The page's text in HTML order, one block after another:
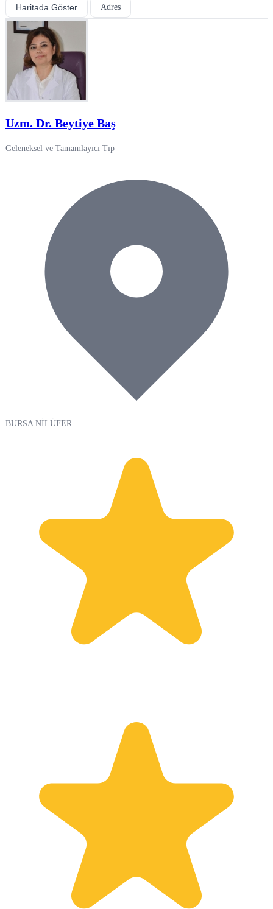
Haritada Göster Adres
Uzm. Dr. Beytiye Baş
Geleneksel ve Tamamlayıcı Tıp
BURSA NİLÜFER